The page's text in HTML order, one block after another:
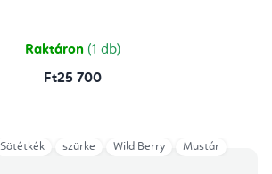
Raktáron (1 db)
Ft25 700
Sötétkék szürke Wild Berry Mustár